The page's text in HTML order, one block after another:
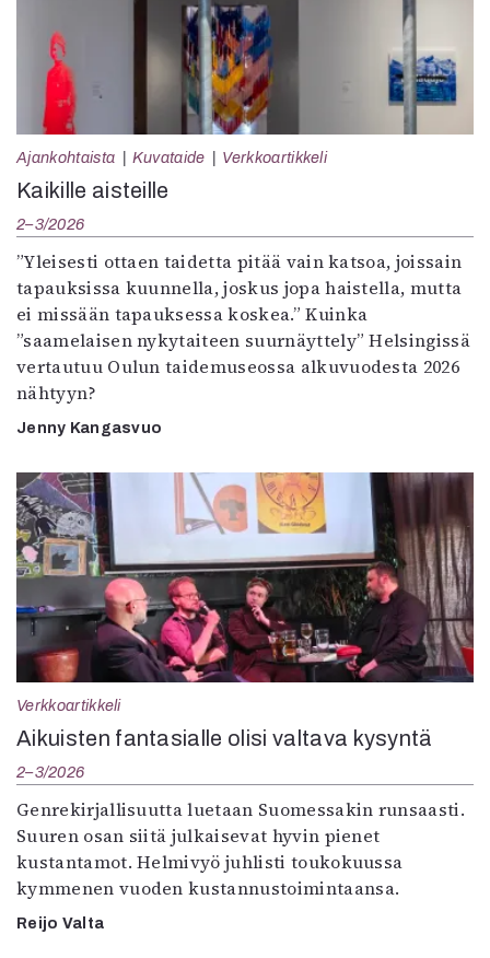
Ajankohtaista Kuvataide Verkkoartikkeli
Kaikille aisteille
2–3/2026
”Yleisesti ottaen taidetta pitää vain katsoa, joissain
tapauksissa kuunnella, joskus jopa haistella, mutta
ei missään tapauksessa koskea.” Kuinka
”saamelaisen nykytaiteen suurnäyttely” Helsingissä
vertautuu Oulun taidemuseossa alkuvuodesta 2026
nähtyyn?
Jenny Kangasvuo
Verkkoartikkeli
Aikuisten fantasialle olisi valtava kysyntä
2–3/2026
Genrekirjallisuutta luetaan Suomessakin runsaasti.
Suuren osan siitä julkaisevat hyvin pienet
kustantamot. Helmivyö juhlisti toukokuussa
kymmenen vuoden kustannustoimintaansa.
Reijo Valta